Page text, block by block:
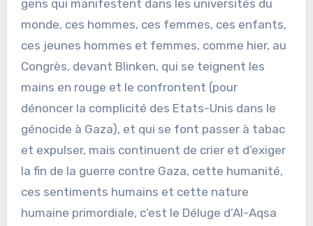
gens qui manifestent dans les universités du
monde, ces hommes, ces femmes, ces enfants,
ces jeunes hommes et femmes, comme hier, au
Congrès, devant Blinken, qui se teignent les
mains en rouge et le confrontent (pour
dénoncer la complicité des Etats-Unis dans le
génocide à Gaza), et qui se font passer à tabac
et expulser, mais continuent de crier et d’exiger
la fin de la guerre contre Gaza, cette humanité,
ces sentiments humains et cette nature
humaine primordiale, c’est le Déluge d’Al-Aqsa